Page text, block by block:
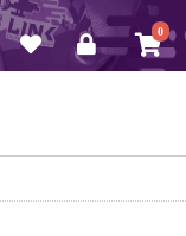
0